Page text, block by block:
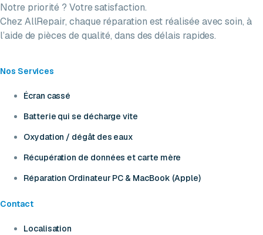
Notre priorité ? Votre satisfaction.
Chez AllRepair, chaque réparation est réalisée avec soin, à
l’aide de pièces de qualité, dans des délais rapides.
Nos Services
Écran cassé
Batterie qui se décharge vite
Oxydation / dégât des eaux
Récupération de données et carte mère
Réparation Ordinateur PC & MacBook (Apple)
Contact
Localisation